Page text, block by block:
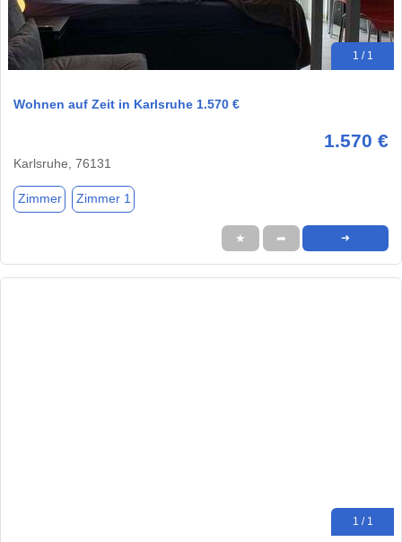
1 / 1
Wohnen auf Zeit in Karlsruhe 1.570 €
1.570 €
Karlsruhe, 76131
Zimmer Zimmer 1
★ ➦ ➜
1 / 1